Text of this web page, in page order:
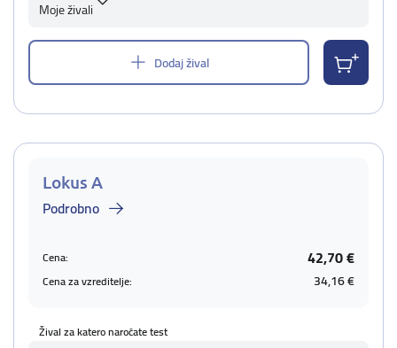
Moje živali
Dodaj žival
Lokus A
Podrobno
Cena: 42,70 €
Cena za vzreditelje: 34,16 €
Žival za katero naročate test